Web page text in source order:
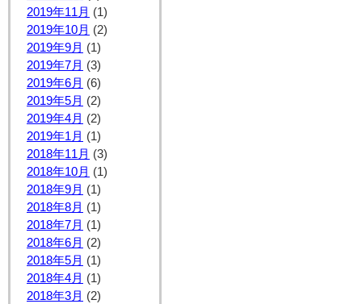
2019年11月 (1)
2019年10月 (2)
2019年9月 (1)
2019年7月 (3)
2019年6月 (6)
2019年5月 (2)
2019年4月 (2)
2019年1月 (1)
2018年11月 (3)
2018年10月 (1)
2018年9月 (1)
2018年8月 (1)
2018年7月 (1)
2018年6月 (2)
2018年5月 (1)
2018年4月 (1)
2018年3月 (2)